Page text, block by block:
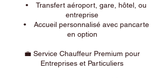
• Transfert aéroport, gare, hôtel, ou
entreprise
• Accueil personnalisé avec pancarte
en option
💼 Service Chauffeur Premium pour
Entreprises et Particuliers